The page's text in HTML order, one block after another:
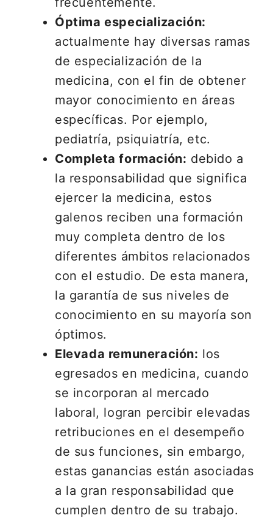
Óptima especialización:
actualmente hay diversas ramas
de especialización de la
medicina, con el fin de obtener
mayor conocimiento en áreas
específicas. Por ejemplo,
pediatría, psiquiatría, etc.
Completa formación: debido a
la responsabilidad que significa
ejercer la medicina, estos
galenos reciben una formación
muy completa dentro de los
diferentes ámbitos relacionados
con el estudio. De esta manera,
la garantía de sus niveles de
conocimiento en su mayoría son
óptimos.
Elevada remuneración: los
egresados en medicina, cuando
se incorporan al mercado
laboral, logran percibir elevadas
retribuciones en el desempeño
de sus funciones, sin embargo,
estas ganancias están asociadas
a la gran responsabilidad que
cumplen dentro de su trabajo.